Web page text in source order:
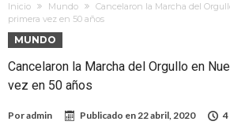
Inicio Mundo
Cancelaron la Marcha del
primera vez en 50 años
MUNDO
Cancelaron la Marcha del Orgullo en
vez en 50 años
Poradmin Publicado en22 abril, 2020